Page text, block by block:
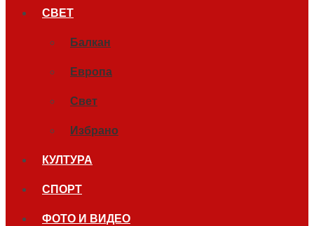
СВЕТ
Балкан
Европа
Свет
Избрано
КУЛТУРА
СПОРТ
ФОТО И ВИДЕО